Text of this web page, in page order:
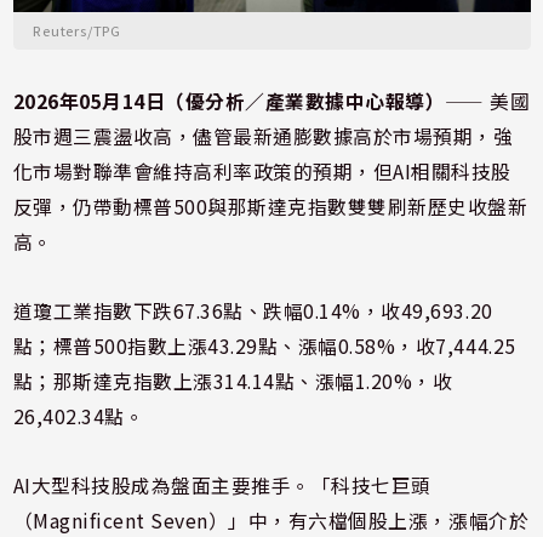
Reuters/TPG
2026年05月14日（優分析／產業數據中心報導） ⸺ 美國
股市週三震盪收高，儘管最新通膨數據高於市場預期，強
化市場對聯準會維持高利率政策的預期，但AI相關科技股
反彈，仍帶動標普500與那斯達克指數雙雙刷新歷史收盤新
高。
道瓊工業指數下跌67.36點、跌幅0.14%，收49,693.20
點；標普500指數上漲43.29點、漲幅0.58%，收7,444.25
點；那斯達克指數上漲314.14點、漲幅1.20%，收
26,402.34點。
AI大型科技股成為盤面主要推手。「科技七巨頭
（Magnificent Seven）」中，有六檔個股上漲，漲幅介於